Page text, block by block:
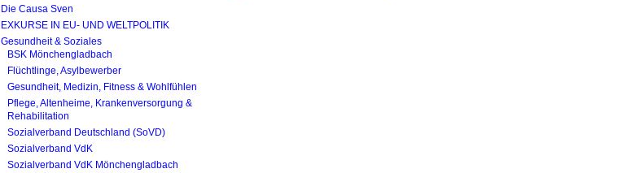
Die Causa Sven
EXKURSE IN EU- UND WELTPOLITIK
Gesundheit & Soziales
BSK Mönchengladbach
Flüchtlinge, Asylbewerber
Gesundheit, Medizin, Fitness & Wohlfühlen
Pflege, Altenheime, Krankenversorgung &
Rehabilitation
Sozialverband Deutschland (SoVD)
Sozialverband VdK
Sozialverband VdK Mönchengladbach